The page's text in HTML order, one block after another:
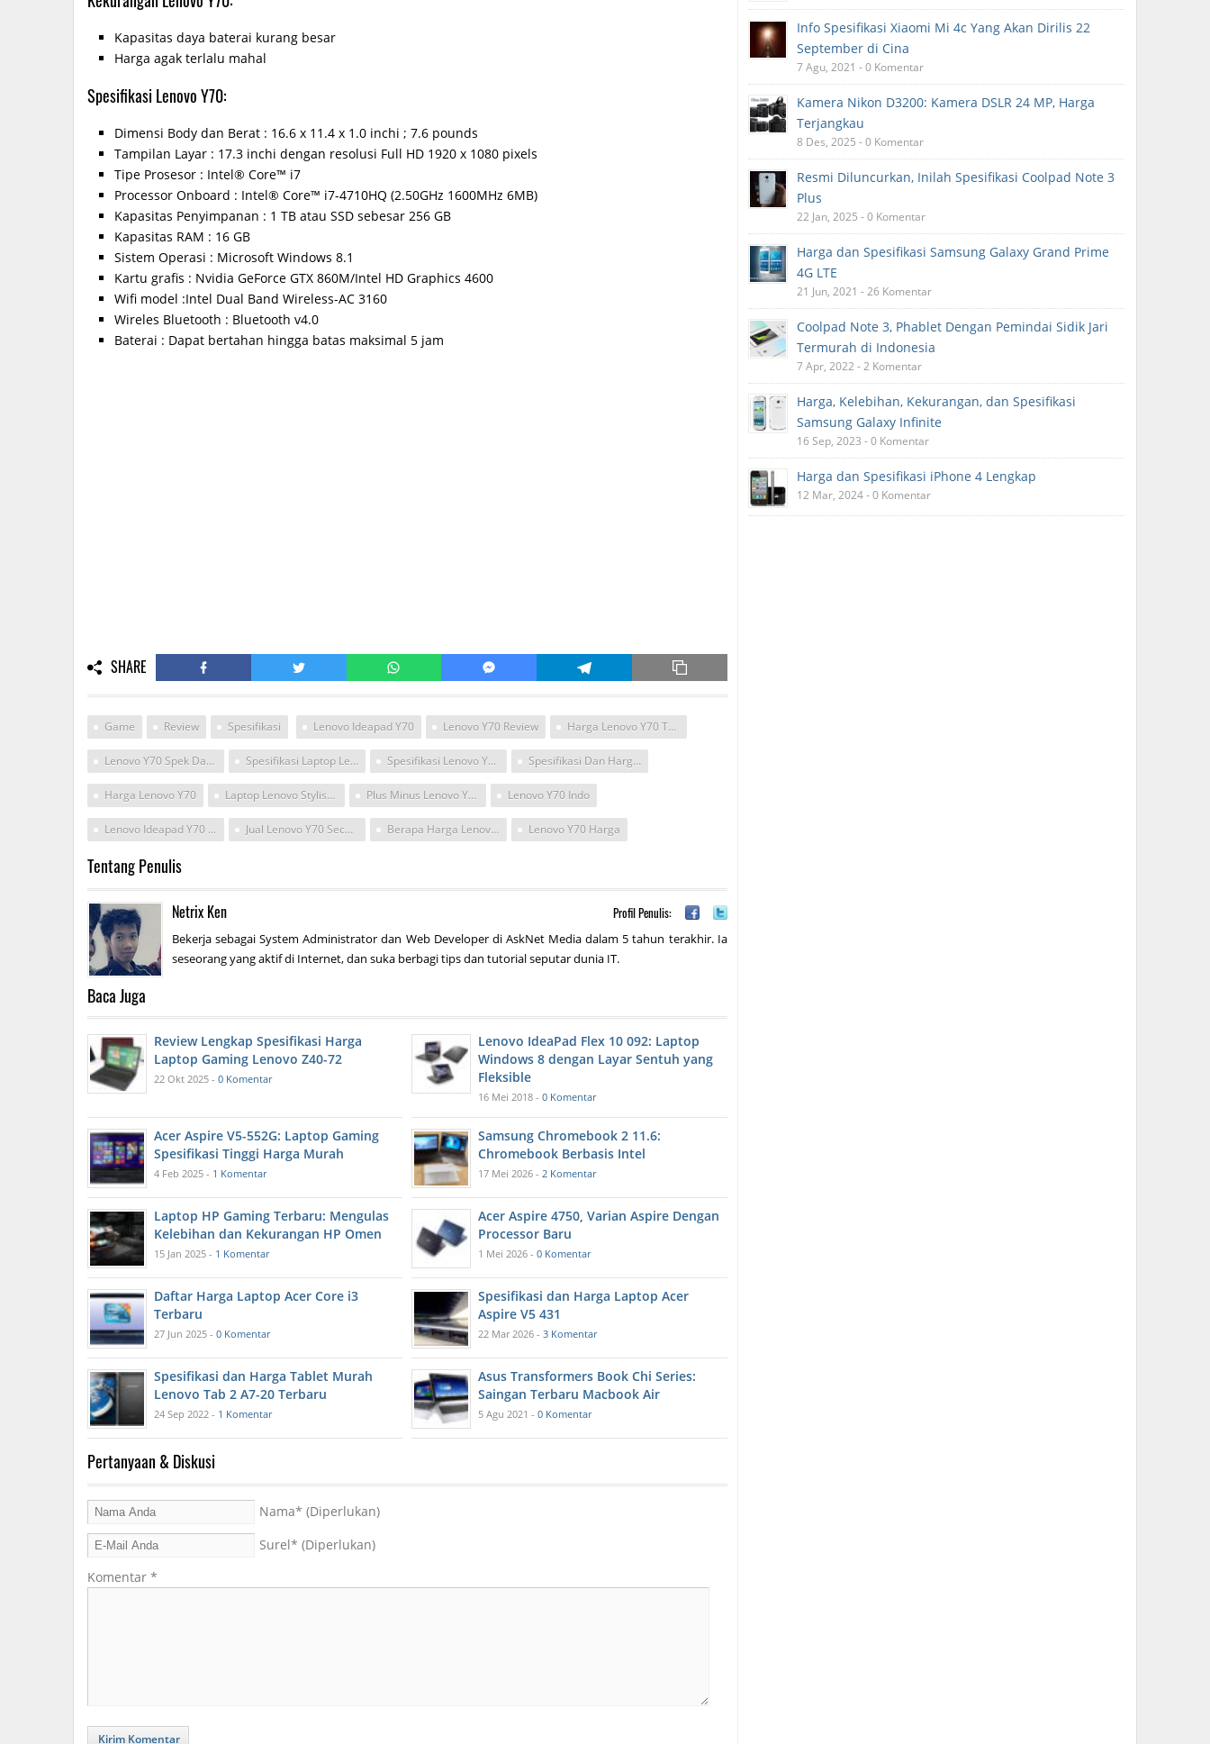
Kapasitas daya baterai kurang besar
Harga agak terlalu mahal
Spesifikasi Lenovo Y70:
Dimensi Body dan Berat : 16.6 x 11.4 x 1.0 inchi ; 7.6 pounds
Tampilan Layar : 17.3 inchi dengan resolusi Full HD 1920 x 1080 pixels
Tipe Prosesor : Intel® Core™ i7
Processor Onboard : Intel® Core™ i7-4710HQ (2.50GHz 1600MHz 6MB)
Kapasitas Penyimpanan : 1 TB atau SSD sebesar 256 GB
Kapasitas RAM : 16 GB
Sistem Operasi : Microsoft Windows 8.1
Kartu grafis : Nvidia GeForce GTX 860M/Intel HD Graphics 4600
Wifi model :Intel Dual Band Wireless-AC 3160
Wireles Bluetooth : Bluetooth v4.0
Baterai : Dapat bertahan hingga batas maksimal 5 jam
SHARE
Game Review Spesifikasi Lenovo Ideapad Y70 Lenovo Y70 Review Harga Lenovo Y70 Touch 17"
Lenovo Y70 Spek Dan Harga Spesifikasi Laptop Lenovo IdeaPad Y70-70 0ID Spesifikasi Lenovo Y70 Spesifikasi Dan Harga Lenovo Y70
Harga Lenovo Y70 Laptop Lenovo Stylish Game Plus Minus Lenovo Y70-70 80DU00-20iD Lenovo Y70 Indo
Lenovo Ideapad Y70 70 0id Jual Lenovo Y70 Second Berapa Harga Lenovo Y70 Lenovo Y70 Harga
Tentang Penulis
Netrix Ken Profil Penulis:
Bekerja sebagai System Administrator dan Web Developer di AskNet Media dalam 5 tahun terakhir. Ia
seseorang yang aktif di Internet, dan suka berbagi tips dan tutorial seputar dunia IT.
Baca Juga
Review Lengkap Spesifikasi Harga
Laptop Gaming Lenovo Z40-72
22 Okt 2025 - 0 Komentar
Lenovo IdeaPad Flex 10 092: Laptop
Windows 8 dengan Layar Sentuh yang
Fleksible
16 Mei 2018 -0 Komentar
Acer Aspire V5-552G: Laptop Gaming
Spesifikasi Tinggi Harga Murah
4 Feb 2025 - 1 Komentar
Samsung Chromebook 2 11.6:
Chromebook Berbasis Intel
17 Mei 2026 - 2 Komentar
Laptop HP Gaming Terbaru: Mengulas
Kelebihan dan Kekurangan HP Omen
15 Jan 2025 - 1 Komentar
Acer Aspire 4750, Varian Aspire Dengan
Processor Baru
1 Mei 2026 -0 Komentar
Daftar Harga Laptop Acer Core i3
Terbaru
27 Jun 2025 - 0 Komentar
Spesifikasi dan Harga Laptop Acer
Aspire V5 431
22 Mar 2026 -3 Komentar
Spesifikasi dan Harga Tablet Murah
Lenovo Tab 2 A7-20 Terbaru
24 Sep 2022 - 1 Komentar
Asus Transformers Book Chi Series:
Saingan Terbaru Macbook Air
5 Agu 2021 -0 Komentar
Pertanyaan & Diskusi
Nama* (Diperlukan)
Surel* (Diperlukan)
Komentar *
Kirim Komentar
Info Spesifikasi Xiaomi Mi 4c Yang Akan Dirilis 22
September di Cina
7 Agu, 2021 - 0 Komentar
Kamera Nikon D3200: Kamera DSLR 24 MP, Harga
Terjangkau
8 Des, 2025 - 0 Komentar
Resmi Diluncurkan, Inilah Spesifikasi Coolpad Note 3
Plus
22 Jan, 2025 - 0 Komentar
Harga dan Spesifikasi Samsung Galaxy Grand Prime
4G LTE
21 Jun, 2021 - 26 Komentar
Coolpad Note 3, Phablet Dengan Pemindai Sidik Jari
Termurah di Indonesia
7 Apr, 2022 - 2 Komentar
Harga, Kelebihan, Kekurangan, dan Spesifikasi
Samsung Galaxy Infinite
16 Sep, 2023 - 0 Komentar
Harga dan Spesifikasi iPhone 4 Lengkap
12 Mar, 2024 - 0 Komentar